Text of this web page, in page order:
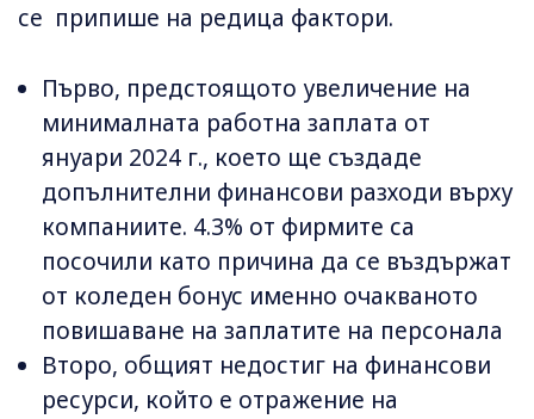
се припише на редица фактори.
Първо, предстоящото увеличение на
минималната работна заплата от
януари 2024 г., което ще създаде
допълнителни финансови разходи върху
компаниите. 4.3% от фирмите са
посочили като причина да се въздържат
от коледен бонус именно очакваното
повишаване на заплатите на персонала
Второ, общият недостиг на финансови
ресурси, който е отражение на